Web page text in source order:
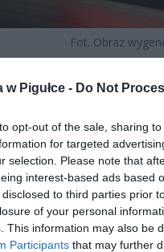
w Pigułce - Do Not
opt-out of the sale, sharing
for targeted
selection. Please note that
interest-based ads based
to third parties prior
of your personal
This information may also be
Participants that may further
Fot. Obraz